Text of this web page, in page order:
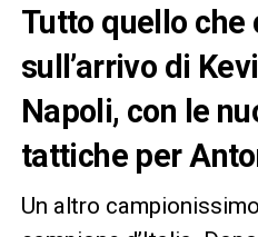
Tutto quello che
sull’arrivo di
Napoli, con le
tattiche per
Un altro